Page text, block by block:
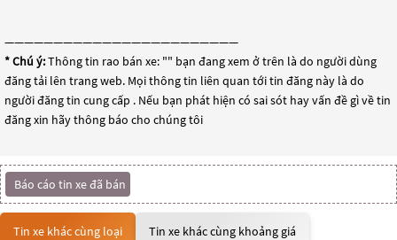
————————————————————————
* Chú ý:Thông tin rao bán xe: "" bạn đang xem ở trên là do người dùng
đăng tải lên trang web. Mọi thông tin liên quan tới tin đăng này là do
người đăng tin cung cấp . Nếu bạn phát hiện có sai sót hay vấn đề gì về tin
đăng xin hãy thông báo cho chúng tôi
Báo cáo tin xe đã bán
Tin xe khác cùng loại Tin xe khác cùng khoảng giá